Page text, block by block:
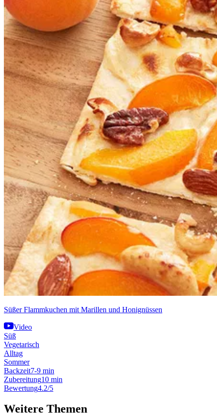
Süßer Flammkuchen mit Marillen und Honignüssen
Video
Süß
Vegetarisch
Alltag
Sommer
Backzeit7-9 min
Zubereitung10 min
Bewertung4.2/5
Weitere Themen